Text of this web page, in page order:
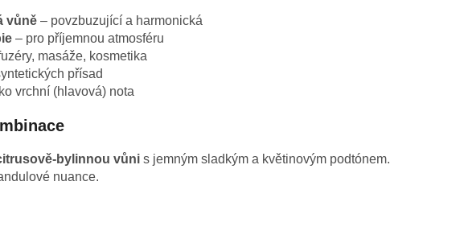
vůně – povzbuzující a harmonická
– pro příjemnou atmosféru
masáže, kosmetika
přísad
vrchní (hlavová) nota
bylinnou vůni s jemným sladkým a květinovým podtónem.
nuance.